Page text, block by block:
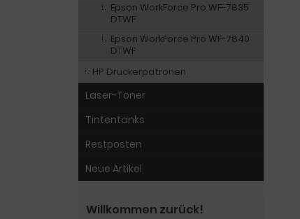
Epson WorkForce Pro WF-7835
DTWF
Epson WorkForce Pro WF-7840
DTWF
HP Druckerpatronen
Laser-Toner
Tintentanks
Restposten
Neue Artikel
Willkommen zurück!